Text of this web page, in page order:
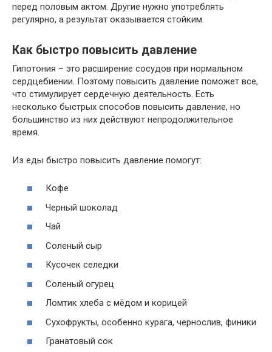
перед половым актом. Другие нужно употреблять
регулярно, а результат оказывается стойким.
Как быстро повысить давление
Гипотония – это расширение сосудов при нормальном
сердцебиении. Поэтому повысить давление поможет все,
что стимулирует сердечную деятельность. Есть
несколько быстрых способов повысить давление, но
большинство из них действуют непродолжительное
время.
Из еды быстро повысить давление помогут:
Кофе
Черный шоколад
Чай
Соленый сыр
Кусочек селедки
Соленый огурец
Ломтик хлеба с мёдом и корицей
Сухофрукты, особенно курага, чернослив, финики
Гранатовый сок